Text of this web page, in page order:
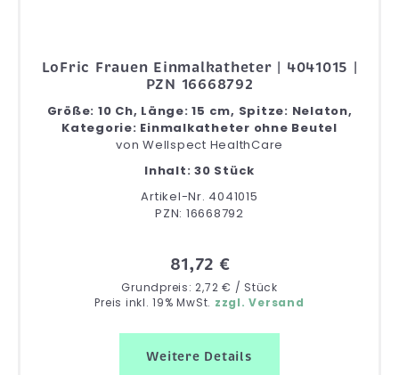
LoFric Frauen Einmalkatheter | 4041015 |
PZN 16668792
Größe: 10 Ch, Länge: 15 cm, Spitze: Nelaton,
Kategorie: Einmalkatheter ohne Beutel
von Wellspect HealthCare
Inhalt: 30 Stück
Artikel-Nr. 4041015
PZN: 16668792
81,72 €
Grundpreis: 2,72 € / Stück
Preis inkl. 19% MwSt. zzgl. Versand
Weitere Details